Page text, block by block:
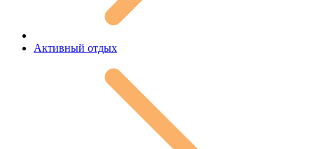
Активный отдых